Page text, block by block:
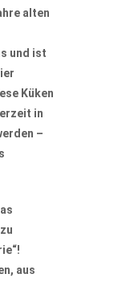
alten
und ist
Küken
in
–
aus